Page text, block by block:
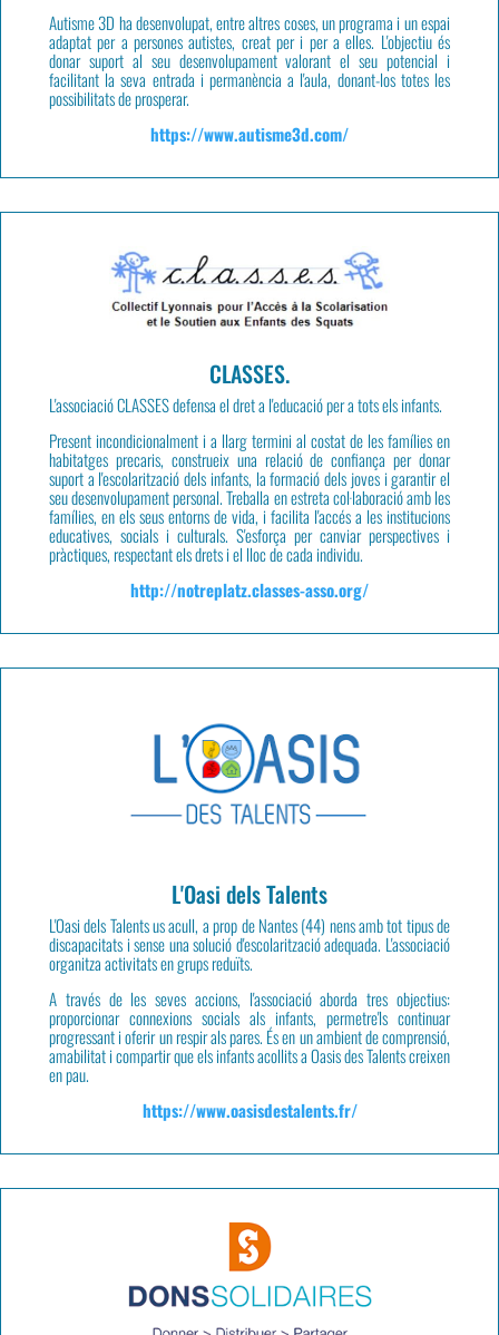
Autisme 3D ha desenvolupat, entre altres coses, un programa i un espai
adaptat per a persones autistes, creat per i per a elles. L'objectiu és
donar suport al seu desenvolupament valorant el seu potencial i
facilitant la seva entrada i permanència a l'aula, donant-los totes les
possibilitats de prosperar.
https://www.autisme3d.com/
CLASSES.
L'associacióCLASSESdefensa el dret a l'educació per a tots els infants.
Present incondicionalment i a llarg termini al costat de les famílies en
habitatges precaris, construeix una relació de confiança per donar
suport a l'escolarització dels infants, la formació dels joves i garantir el
seu desenvolupament personal. Treballa en estreta col·laboració amb les
famílies, en els seus entorns de vida, i facilita l'accés a les institucions
educatives, socials i culturals. S'esforça per canviar perspectives i
pràctiques, respectant els drets i el lloc de cada individu.
http://notreplatz.classes-asso.org/
L'Oasi dels Talents
L'Oasi dels Talents us acull, a prop de Nantes (44) nens amb tot tipus de
discapacitats i sense una solució d'escolarització adequada. L'associació
organitza activitats en grups reduïts.
A través de les seves accions, l'associació aborda tres objectius:
proporcionar connexions socials als infants, permetre'ls continuar
progressant i oferir un respir als pares. És en un ambient de comprensió,
amabilitat i compartir que els infants acollits a Oasis des Talents creixen
en pau.
https://www.oasisdestalents.fr/